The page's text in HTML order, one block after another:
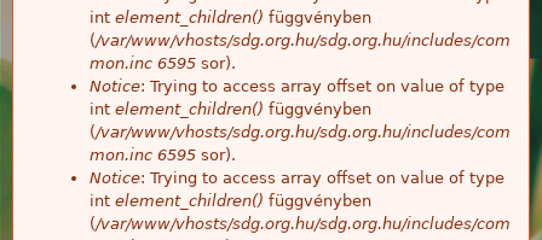
int element_children() függvényben
(/var/www/vhosts/sdg.org.hu/sdg.org.hu/includes/com
mon.inc 6595 sor).
Notice: Trying to access array offset on value of type
int element_children() függvényben
(/var/www/vhosts/sdg.org.hu/sdg.org.hu/includes/com
mon.inc 6595 sor).
Notice: Trying to access array offset on value of type
int element_children() függvényben
(/var/www/vhosts/sdg.org.hu/sdg.org.hu/includes/com